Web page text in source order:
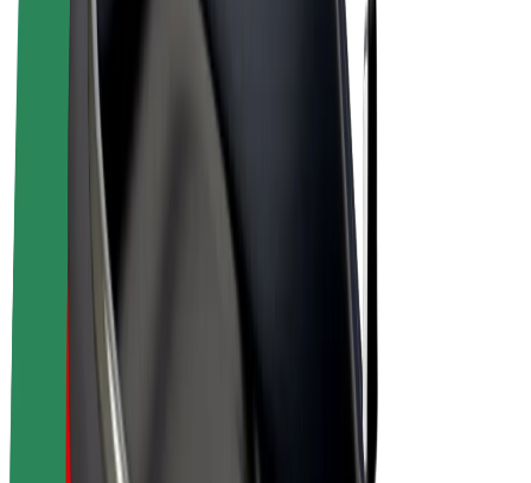
Bolt para empresas
Colabora con Bolt
Conductores
Ingresos de conductor/a
Repartidores
Ingresos de repartidor
Comercios de Bolt Food
Flotas